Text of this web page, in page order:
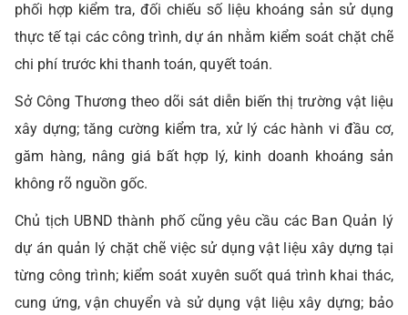
phối hợp kiểm tra, đối chiếu số liệu khoáng sản sử dụng
thực tế tại các công trình, dự án nhằm kiểm soát chặt chẽ
chi phí trước khi thanh toán, quyết toán.
Sở Công Thương theo dõi sát diễn biến thị trường vật liệu
xây dựng; tăng cường kiểm tra, xử lý các hành vi đầu cơ,
găm hàng, nâng giá bất hợp lý, kinh doanh khoáng sản
không rõ nguồn gốc.
Chủ tịch UBND thành phố cũng yêu cầu các Ban Quản lý
dự án quản lý chặt chẽ việc sử dụng vật liệu xây dựng tại
từng công trình; kiểm soát xuyên suốt quá trình khai thác,
cung ứng, vận chuyển và sử dụng vật liệu xây dựng; bảo